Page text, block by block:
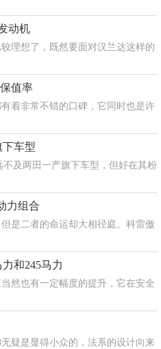
动机
理想了，既然要面对汉兰达这样的
值率
着非常不错的口碑，它同时也是许
车型
及两田一产旗下车型，但好在其粉
力组合
是二者的命运却大相径庭。科雷傲
和245马力
然也有一定幅度的提升，它在安全
疑是显得小众的，法系的设计向来